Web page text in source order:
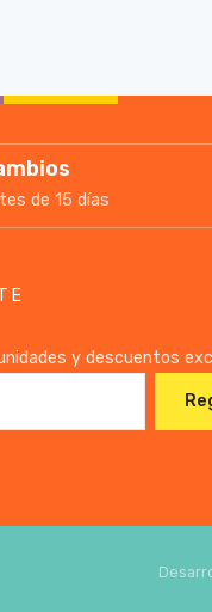
de 15 días
y descuentos